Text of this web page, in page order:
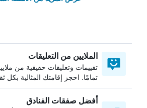
الملايين من التعليقات
تقييمات وتعليقات حقيقية من
تمامًا. احجز إقامتك المثالية بكل
أفضل صفقات الفنادق